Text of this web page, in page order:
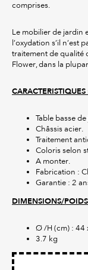
comprises.
Le mobilier de jardin
l’oxydation s’il
traitement de qualité
Flower, dans la
CARACTERISTIQUES
Table basse
Châssis acier.
Traitement
Coloris selon
A monter.
Fabrication :
Garantie : 2
DIMENSIONS/
Ø /H (cm) : 44
3.7 kg